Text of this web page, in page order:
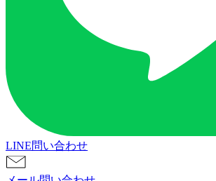
LINE問い合わせ